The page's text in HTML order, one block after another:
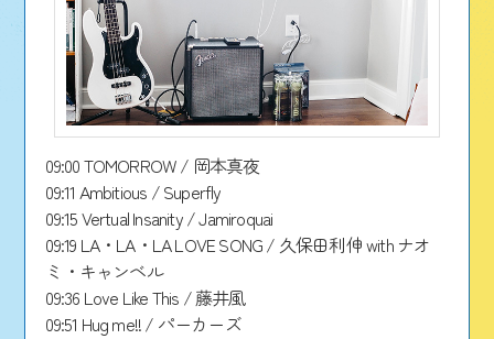
09:00 TOMORROW / 岡本真夜
09:11 Ambitious / Superfly
09:15 Vertual Insanity / Jamiroquai
09:19 LA・LA・LA LOVE SONG / 久保田利伸 with ナオ
ミ・キャンベル
09:36 Love Like This / 藤井風
09:51 Hug me!! / パーカーズ